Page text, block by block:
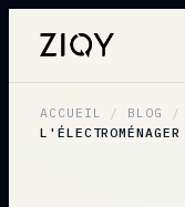
ACCUEIL / BLOG /